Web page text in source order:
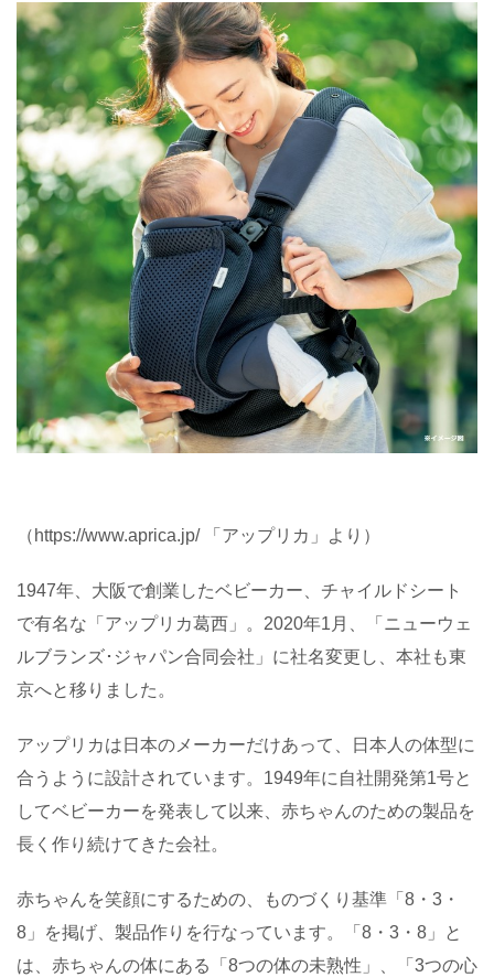
（ https://www.aprica.jp/ 「アップリカ」より）
1947年、大阪で創業したベビーカー、チャイルドシート
で有名な「アップリカ葛西」。 2020年1 月、「ニューウェ
ルブランズ･ジャパン合同会社」に社名変更し、本社も東
京へと移りました。
アップリカは日本のメーカーだけあって、日本人の体型に
合うように設計されています。 1949年に自社開発第1号と
してベビーカーを発表して以来、赤ちゃんのための製品を
長く作り続けてきた会社。
赤ちゃんを笑顔にするための、ものづくり基準「 8 ・ 3 ・
8 」を掲げ、製品作りを行なっています。「 8 ・ 3 ・ 8 」と
は、赤ちゃんの体にある「 8つの体の未熟性」、「 3つの心